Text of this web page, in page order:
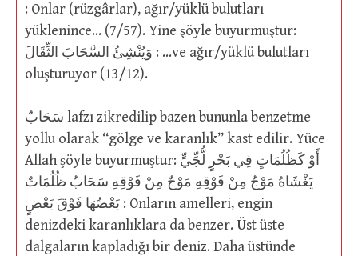
: Onlar (rüzgârlar), ağır/yüklü bulutları
yüklenince… (7/57). Yine şöyle buyurmuştur:
وَيُنْشِئُ السَّحَابَ الثِّقَالَ : …ve ağır/yüklü bulutları
oluşturuyor (13/12).
سَحَابٌ lafzı zikredilip bazen bununla benzetme
yollu olarak “gölge ve karanlık” kast edilir. Yüce
Allah şöyle buyurmuştur: أَوْ كَظُلُمَاتٍ فِي بَحْرٍ لُّجِّيٍّ
يَغْشَاهُ مَوْجٌ مِنْ فَوْقِهِ مَوْجٌ مِنْ فَوْقِهِ سَحَابٌ ظُلُمَاتٌ
بَعْضُهَا فَوْقَ بَعْضٍ : Onların amelleri, engin
denizdeki karanlıklara da benzer. Üst üste
dalgaların kapladığı bir deniz. Daha üstünde